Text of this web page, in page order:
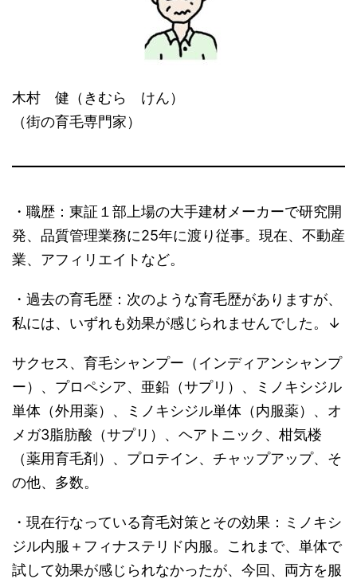
木村 健（きむら けん）
（街の育毛専門家）
・職歴：東証１部上場の大手建材メーカーで研究開
発、品質管理業務に25年に渡り従事。現在、不動産
業、アフィリエイトなど。
・過去の育毛歴：次のような育毛歴がありますが、
私には、いずれも効果が感じられませんでした。↓
サクセス、育毛シャンプー（インディアンシャンプ
ー）、プロペシア、亜鉛（サプリ）、ミノキシジル
単体（外用薬）、ミノキシジル単体（内服薬）、オ
メガ3脂肪酸（サプリ）、ヘアトニック、柑気楼
（薬用育毛剤）、プロテイン、チャップアップ、そ
の他、多数。
・現在行なっている育毛対策とその効果：ミノキシ
ジル内服＋フィナステリド内服。これまで、単体で
試して効果が感じられなかったが、今回、両方を服